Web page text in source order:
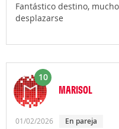
Fantástico destino,
desplazarse
10
MARISOL
01/02/2026 En pareja